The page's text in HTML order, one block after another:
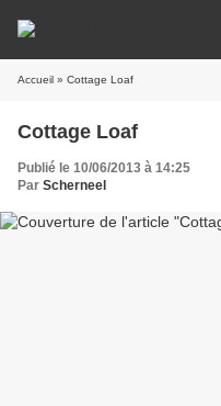
Accueil » Cottage Loaf
Cottage Loaf
Publié le 10/06/2013 à 14:25
Par Scherneel